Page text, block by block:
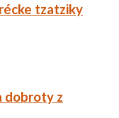
tzatziky
dobroty z